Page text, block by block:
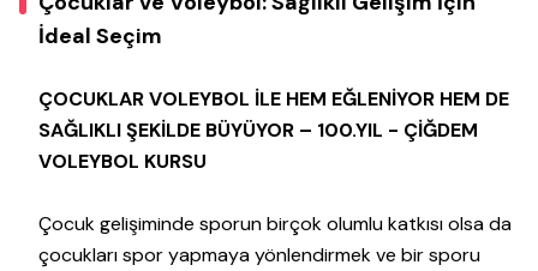
İdeal Seçim
ÇOCUKLAR VOLEYBOL İLE HEM EĞLENİYOR HEM DE
SAĞLIKLI ŞEKİLDE BÜYÜYOR – 100.YIL - ÇİĞDEM
VOLEYBOL KURSU
Çocuk gelişiminde sporun birçok olumlu katkısı olsa da
çocukları spor yapmaya yönlendirmek ve bir sporu